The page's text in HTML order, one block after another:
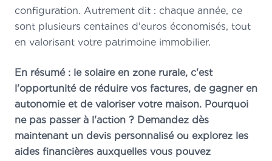
configuration. Autrement dit : chaque année, ce
sont plusieurs centaines d'euros économisés, tout
en valorisant votre patrimoine immobilier.
En résumé : le solaire en zone rurale, c'est
l'opportunité de réduire vos factures, de gagner en
autonomie et de valoriser votre maison. Pourquoi
ne pas passer à l'action ? Demandez dès
maintenant un devis personnalisé ou explorez les
aides financières auxquelles vous pouvez